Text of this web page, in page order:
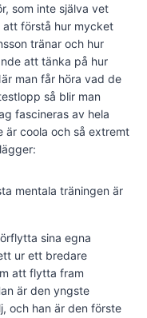
som inte själva vet
att förstå hur mycket
tränar och hur
att tänka på hur
man får höra vad de
så blir man
fascineras av hela
är coola och så extremt
mentala träningen är
sina egna
ur ett bredare
att flytta fram
är den yngste
och han är den förste